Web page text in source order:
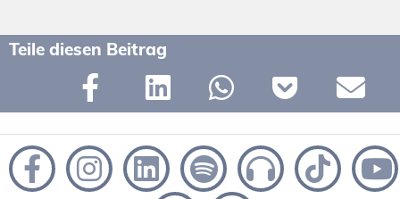
Teile diesen Beitrag